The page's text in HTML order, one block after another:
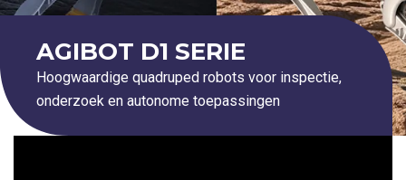
AGIBOT D1 SERIE
Hoogwaardige quadruped robots voor inspectie,
onderzoek en autonome toepassingen